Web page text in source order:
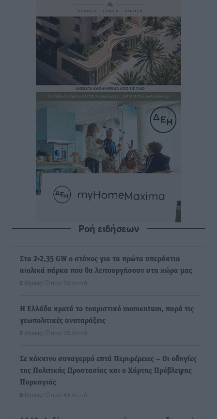
Ροή ειδήσεων
Στα 2-2,35 GW ο στόχος για τα πρώτα υπεράκτια
αιολικά πάρκα που θα λειτουργήσουν στη χώρα μας
Ειδήσεις πριν 30 λεπτά
Η Ελλάδα κρατά το τουριστικό momentum, παρά τις
γεωπολιτικές αναταράξεις
Ειδήσεις πριν 35 λεπτά
Σε κόκκινο συναγερμό επτά Περιφέρειες – Οι οδηγίες
της Πολιτικής Προστασίας και ο Χάρτης Πρόβλεψης
Πυρκαγιάς
Ειδήσεις πριν 43 λεπτά